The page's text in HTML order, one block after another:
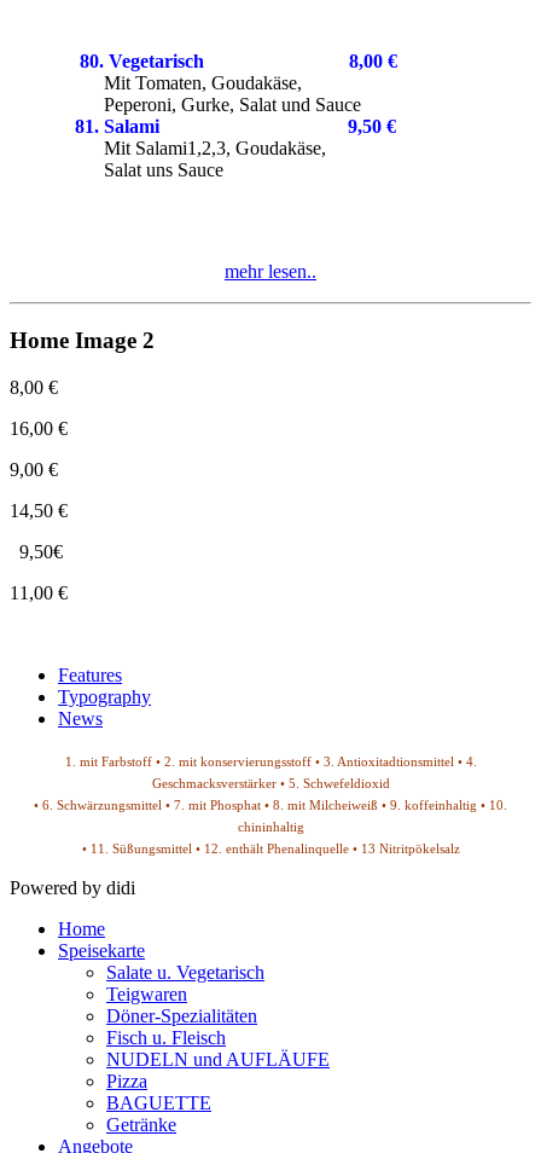
80. Vegetarisch 8,00 €
Mit Tomaten, Goudakäse,
Peperoni, Gurke, Salat und Sauce
81. Salami 9,50 €
Mit Salami1,2,3, Goudakäse,
Salat uns Sauce
mehr lesen..
Home Image 2
8,00 €
16,00 €
9,00 €
14,50 €
9,50€
11,00 €
Features
Typography
News
1. mit Farbstoff • 2. mit konservierungsstoff • 3. Antioxitadtionsmittel • 4.
Geschmacksverstärker • 5. Schwefeldioxid
• 6. Schwärzungsmittel • 7. mit Phosphat • 8. mit Milcheiweiß • 9. koffeinhaltig • 10.
chininhaltig
• 11. Süßungsmittel • 12. enthält Phenalinquelle • 13 Nitritpökelsalz
Powered by didi
Home
Speisekarte
Salate u. Vegetarisch
Teigwaren
Döner-Spezialitäten
Fisch u. Fleisch
NUDELN und AUFLÄUFE
Pizza
BAGUETTE
Getränke
Angebote